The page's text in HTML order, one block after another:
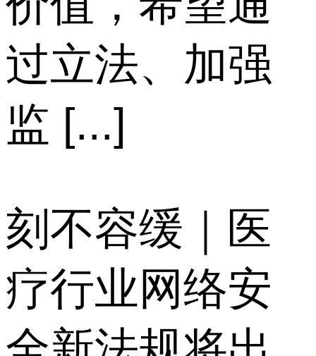
过立法、加强
监 [...]
刻不容缓｜医
疗行业网络安